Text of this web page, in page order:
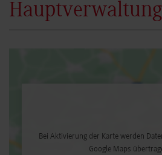
Hauptverwaltung
Bei Aktivierung der Karte werden
Google Maps